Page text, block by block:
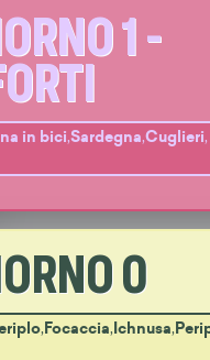
1 -
in bici,Sardegna,Cuglieri,
0
, Focaccia, Ichnusa,